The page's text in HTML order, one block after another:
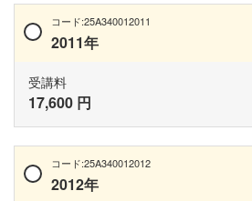
コード:25A340012011
2011年
受講料
17,600 円
コード:25A340012012
2012年